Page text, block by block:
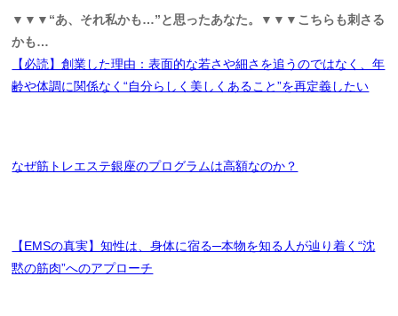
▼▼▼“あ、それ私かも…”と思ったあなた。▼▼▼こちらも刺さる
かも…
【必読】創業した理由：表面的な若さや細さを追うのではなく、年
齢や体調に関係なく“自分らしく美しくあること”を再定義したい
なぜ筋トレエステ銀座のプログラムは高額なのか？
【EMSの真実】知性は、身体に宿る─本物を知る人が辿り着く“沈
黙の筋肉”へのアプローチ